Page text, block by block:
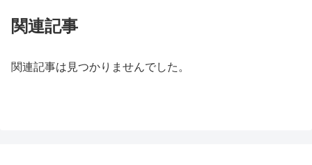
関連記事
関連記事は見つかりませんでした。